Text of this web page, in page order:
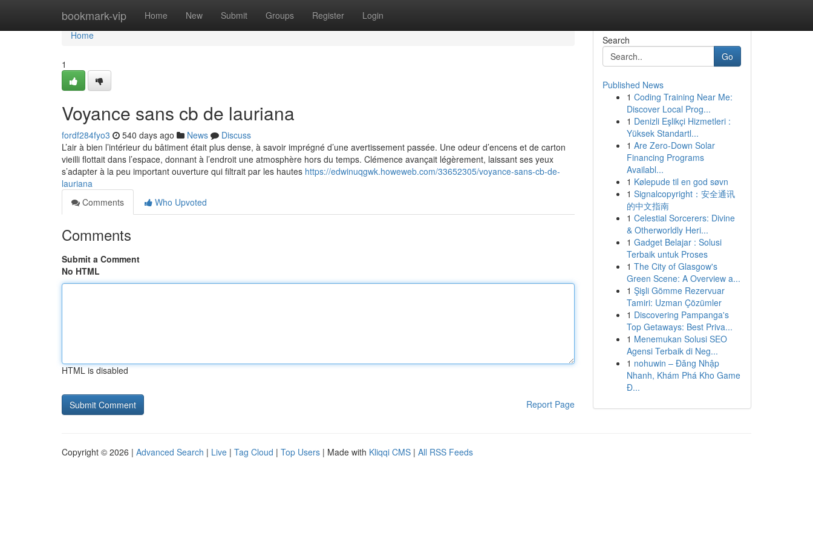
bookmark-vip Home New Submit Groups Register Login
Home
Home
1
Voyance sans cb de lauriana
fordf284fyo3 540 days ago News
Discuss
L’air à bien l’intérieur du bâtiment était plus dense, à savoir imprégné d’une avertissement passée. Une odeur d’encens et de carton
vieilli flottait dans l’espace, donnant à l’endroit une atmosphère hors du temps. Clémence avançait légèrement, laissant ses yeux
s’adapter à la peu important ouverture qui filtrait par les hautes https://edwinuqgwk.howeweb.com/33652305/voyance-sans-cb-de-
lauriana
Comments
Who Upvoted
Comments
Submit a Comment
No HTML
HTML is disabled
Report Page
Search
Go
Published News
1 Coding Training Near Me:
Discover Local Prog...
1 Denizli Eşlikçi Hizmetleri :
Yüksek Standartl...
1 Are Zero-Down Solar
Financing Programs
Availabl...
1 Kølepude til en god søvn
1 Signalcopyright：安全通讯
的中文指南
1 Celestial Sorcerers: Divine
& Otherworldly Heri...
1 Gadget Belajar : Solusi
Terbaik untuk Proses
1 The City of Glasgow's
Green Scene: A Overview a...
1 Şişli Gömme Rezervuar
Tamiri: Uzman Çözümler
1 Discovering Pampanga's
Top Getaways: Best Priva...
1 Menemukan Solusi SEO
Agensi Terbaik di Neg...
1 nohuwin – Đăng Nhập
Nhanh, Khám Phá Kho Game
Đ...
Copyright © 2026 | Advanced Search | Live | Tag Cloud | Top Users | Made with Kliqqi CMS | All RSS Feeds